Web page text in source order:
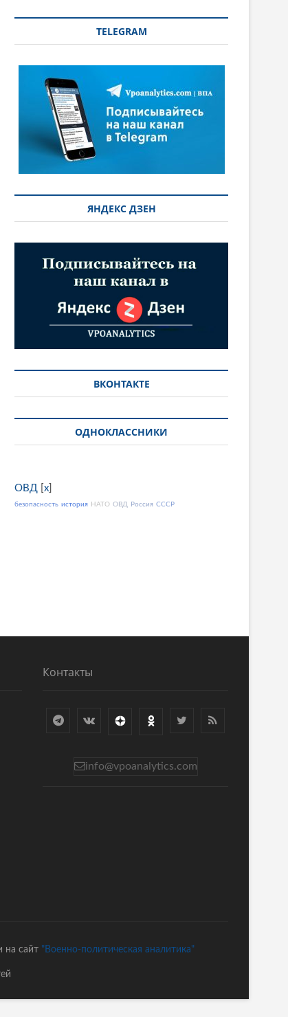
TELEGRAM
ЯНДЕКС ДЗЕН
ВКОНТАКТЕ
ОДНОКЛАССНИКИ
ОВД x
безопасность история НАТО ОВД Россия СССР
Контакты
info@vpoanalytics.com
на сайт "Военно-политическая аналитика"